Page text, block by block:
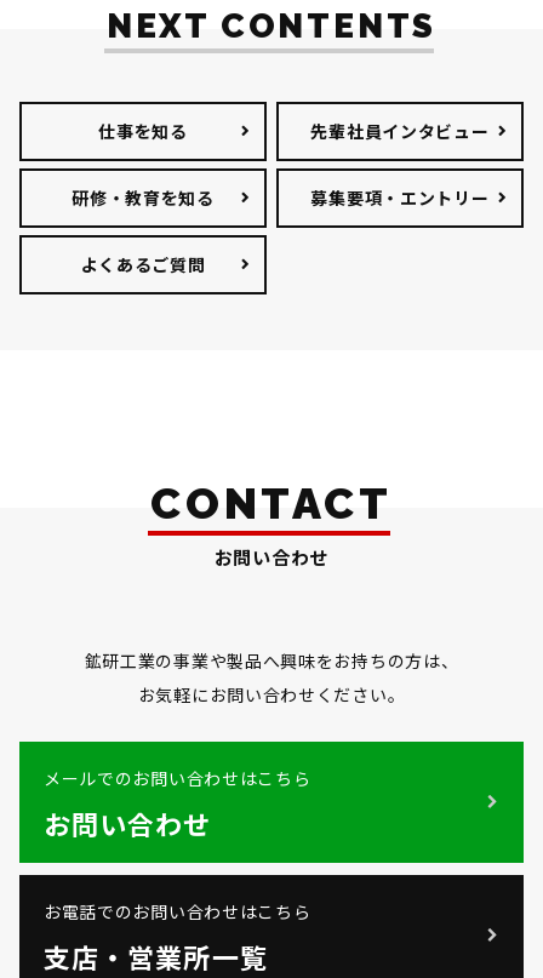
NEXT CONTENTS
仕事を知る 先輩社員インタビュー
研修・教育を知る 募集要項・エントリー
よくあるご質問
CONTACT
お問い合わせ
鉱研工業の事業や製品へ興味をお持ちの方は、
お気軽にお問い合わせください。
メールでのお問い合わせはこちら
お問い合わせ
お電話でのお問い合わせはこちら
支店・営業所一覧